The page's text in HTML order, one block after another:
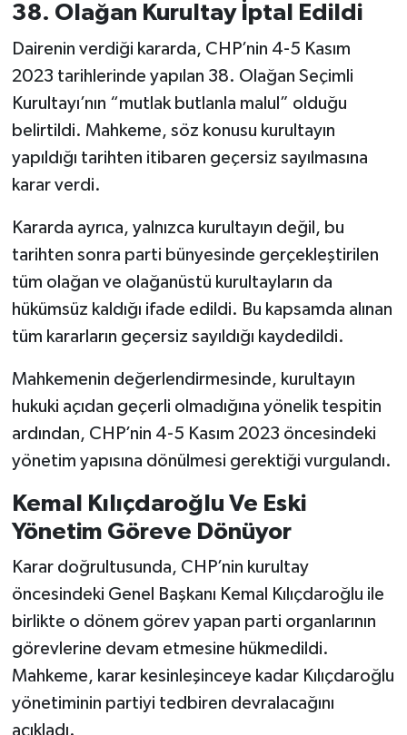
38. Olağan Kurultay İptal Edildi
Dairenin verdiği kararda, CHP’nin 4-5 Kasım
2023 tarihlerinde yapılan 38. Olağan Seçimli
Kurultayı’nın “mutlak butlanla malul” olduğu
belirtildi. Mahkeme, söz konusu kurultayın
yapıldığı tarihten itibaren geçersiz sayılmasına
karar verdi.
Kararda ayrıca, yalnızca kurultayın değil, bu
tarihten sonra parti bünyesinde gerçekleştirilen
tüm olağan ve olağanüstü kurultayların da
hükümsüz kaldığı ifade edildi. Bu kapsamda alınan
tüm kararların geçersiz sayıldığı kaydedildi.
Mahkemenin değerlendirmesinde, kurultayın
hukuki açıdan geçerli olmadığına yönelik tespitin
ardından, CHP’nin 4-5 Kasım 2023 öncesindeki
yönetim yapısına dönülmesi gerektiği vurgulandı.
Kemal Kılıçdaroğlu Ve Eski
Yönetim Göreve Dönüyor
Karar doğrultusunda, CHP’nin kurultay
öncesindeki Genel Başkanı Kemal Kılıçdaroğlu ile
birlikte o dönem görev yapan parti organlarının
görevlerine devam etmesine hükmedildi.
Mahkeme, karar kesinleşinceye kadar Kılıçdaroğlu
yönetiminin partiyi tedbiren devralacağını
açıkladı.